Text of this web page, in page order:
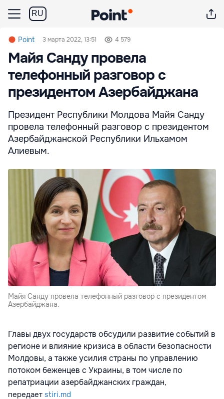
RU
Point 3 марта 2022, 13:51 4 579
Майя Санду провела
телефонный разговор с
президентом Азербайджана
Президент Республики Молдова Майя Санду
провела телефонный разговор с президентом
Азербайджанской Республики Ильхамом
Алиевым.
Майя Санду провела телефонный разговор с президентом
Азербайджана.
Главы двух государств обсудили развитие событий в
регионе и влияние кризиса в области безопасности
Молдовы, а также усилия страны по управлению
потоком беженцев с Украины, в том числе по
репатриации азербайджанских граждан,
передает stiri.md